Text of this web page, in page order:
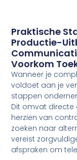
Praktische
Productie-
Voorkom
Wanneer je
voldoet aan je
stappen
Dit omvat
herzien van
zoeken naar
vereist
afspraken om